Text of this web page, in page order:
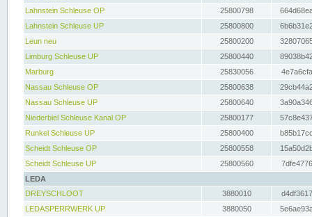
Lahnstein Schleuse OP
25800798
Lahnstein Schleuse UP
25800800
Leun neu
25800200
Limburg Schleuse UP
25800440
Marburg
25830056
Nassau Schleuse OP
25800638
Nassau Schleuse UP
25800640
Niederbiel Schleuse Kanal OP
25800177
Runkel Schleuse UP
25800400
Scheidt Schleuse OP
25800558
Scheidt Schleuse UP
25800560
LEDA
DREYSCHLOOT
3880010
LEDASPERRWERK UP
3880050